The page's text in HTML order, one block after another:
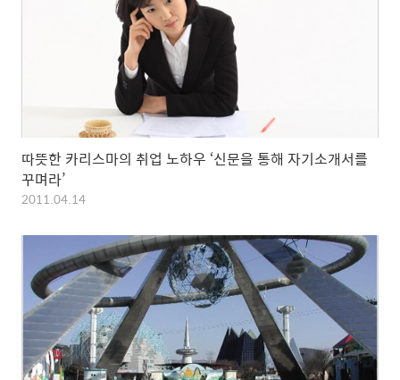
따뜻한 카리스마의 취업 노하우 ‘신문을 통해 자기소개서를
꾸며라’
2011.04.14